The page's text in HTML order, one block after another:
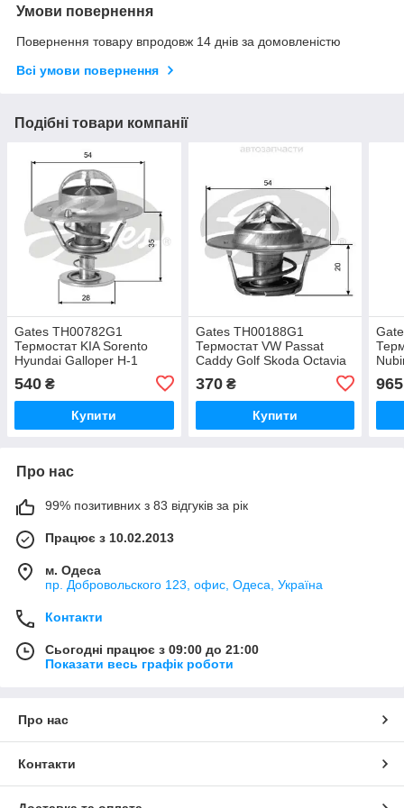
Умови повернення
Повернення товару впродовж 14 днів за домовленістю
Всі умови повернення
Подібні товари компанії
Gates TH00782G1
Термостат KIA Sorento
Hyundai Galloper H-1
540 ₴
Купити
Gates TH00188G1
Термостат VW Passat
Caddy Golf Skoda Octavia
370₴
Купити
965
Про нас
99% позитивних з 83 відгуків за рік
Працює з 10.02.2013
м. Одеса
пр. Добровольского 123, офис, Одеса, Україна
Контакти
Сьогодні працює з 09:00 до 21:00
Показати весь графік роботи
Про нас
Контакти